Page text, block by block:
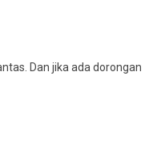
Dan jika ada dorongan